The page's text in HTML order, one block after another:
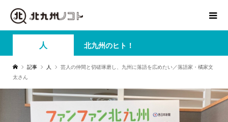
人 北九州のヒト！
記事 人
芸人の仲間と切磋琢磨し、九州に落語を広めたい／落語家・橘家文
太さん